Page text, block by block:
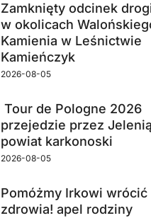
Zamknięty odcinek
w okolicach
Kamienia w Leśnictwie
Kamieńczyk
2026-08-05
Tour de Pologne 2026
przejedzie przez
powiat karkonoski
2026-08-05
Pomóżmy Irkowi wrócić
zdrowia! apel rodziny